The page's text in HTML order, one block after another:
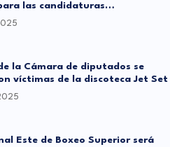
las candidaturas
la Cámara de diputados se
víctimas de la discoteca Jet Set
Este de Boxeo Superior será